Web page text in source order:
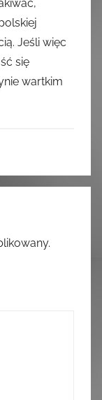
Jeśli więc
się
wartkim